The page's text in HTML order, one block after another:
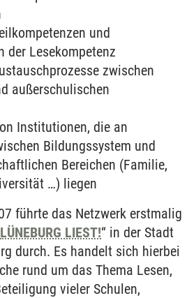
und
der Lesekompetenz
zwischen
außerschulischen
Institutionen, die an
Bildungssystem und
Bereichen (Familie,
…) liegen
führte das Netzwerk erstmalig
LÜNEBURG LIEST!“ in der Stadt
durch. Es handelt sich hierbei
rund um das Thema Lesen,
vieler Schulen,